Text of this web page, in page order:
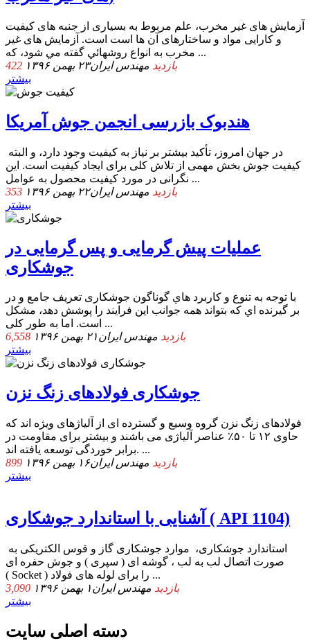
آزمایش های غیر مخرب، علم مربوط به بسیاری از جنبه های کیفیت
و کارایی مواد و ساختارهای آن ها است است. آزمایش های غیر
مخرب ﺑﻪ اﻧﻮاع روﺷﻬﺎﺋﻲ ﮔﻔﺘﻪ ﻣﻲ ﺷﻮد، ﻛﻪ ...
422 بازدید مهندس ایران۲۳ بهمن ۱۳۹۶
بیشتر
هندبوک بازرسی انجمن جوش آمریکا
در جهان امروز، تأکید بیشتر بر نیاز به کیفیت وجود دارد، و البته
کیفیت جوش بخش مهمی از تلاش کلی برای ایجاد کیفیت است. این
نگرانی در مورد کیفیت محصول به عوامل ...
353 بازدید مهندس ایران۲۲ بهمن ۱۳۹۶
بیشتر
عملیات پیش گرمایی و پس گرمایی در
جوشکاری
ﺑﺎ ﺗﻮﺟﻪ ﺑﻪ ﺗﻨﻮع و ﮐﺎرﺑﺮد ﻫﺎي ﮔﻮﻧﺎﮔﻮن جوشکاری ﺗﻌﺮﯾﻒ ﺟﺎﻣﻊ و در
ﺑﺮ ﮔﯿﺮﻧﺪه اي ﮐﻪ ﺑﺘﻮاﻧﺪ ﻫﻤﻪ ﺟﻮاﻧﺐ اﯾﻦ ﻓﺮاﯾﻨﺪ را ﭘﻮﺷﺶ دﻫﺪ، ﻣﺸﮑﻞ
اﺳﺖ. اﻣﺎ ﺑﻪ ﻃﻮر ﮐﻠﯽ ...
6,558 بازدید مهندس ایران۲۱ بهمن ۱۳۹۶
بیشتر
جوشکاری فولادهای زنگ نزن
فولادهای زنگ نزن گروه وسیع و گسترده ای از آلیاژهای ویژه اند که
حاوی ۱۲ تا ۵۰٪ عناصر آلیاژی می باشند و بیشتر برای مقاومت در
برابر خوردگی توسعه یافته اند. ...
899 بازدید مهندس ایران۱۶ بهمن ۱۳۹۶
بیشتر
آشنایی با استاندارد جوشکاری ( API 1104)
صورت اتصال لب به لب ، گوشه ای ( سپری ) و جوش حفره ای
( Socket ) را برای لوله های فولاد ...
3,090 بازدید مهندس ایران۱ بهمن ۱۳۹۶
بیشتر
دسته اصلی سایت